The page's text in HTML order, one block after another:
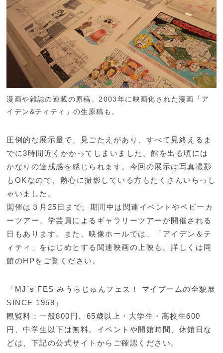
漫画や雑誌の連載の原稿。2003年に映画化された漫画「ア
イデン&ティティ」の生原稿も。
圧倒的な展示量で、見ごたえがあり、すべて見終えるま
でに3時間近くかかってしまいました。館を出る頃には
かなりの達成感を感じられます。今回の展示は写真撮影
もOKなので、熱心に撮影している方もたくさんいらっし
ゃいました。
開催は３月25日まで。期間中は関連イベントやベビーカ
ーツアー、学芸員によるギャラリーツアーが開催される
日もあります。また、映像ホールでは、「アイデン＆テ
ィティ」をはじめとする関連映画の上映も。詳しくは同
館のHPをご覧ください。
「MJ´s FES みうらじゅんフェス！ マイブームの全貌展
SINCE 1958」
観覧料：一般800円、65歳以上・大学生・高校生600
円、中学生以下は無料。イベントや開館時間、休館日な
どは、下記の公式サイトからご確認ください。